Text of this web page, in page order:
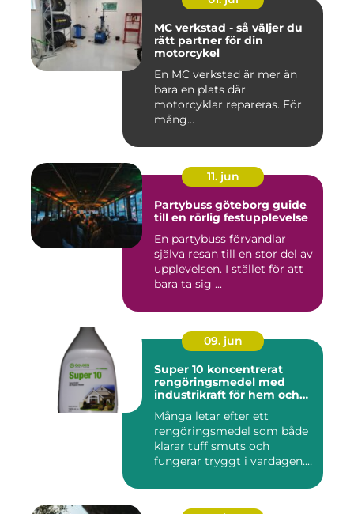
MC verkstad - så väljer du
rätt partner för din
motorcykel
En MC verkstad är mer än
bara en plats där
motorcyklar repareras. För
mång...
11. jun
Partybuss göteborg guide
till en rörlig festupplevelse
En partybuss förvandlar
själva resan till en stor del av
upplevelsen. I stället för att
bara ta sig ...
09. jun
Super 10 koncentrerat
rengöringsmedel med
industrikraft för hem och
Många letar efter ett
rengöringsmedel som både
klarar tuff smuts och
fungerar tryggt i vardagen.